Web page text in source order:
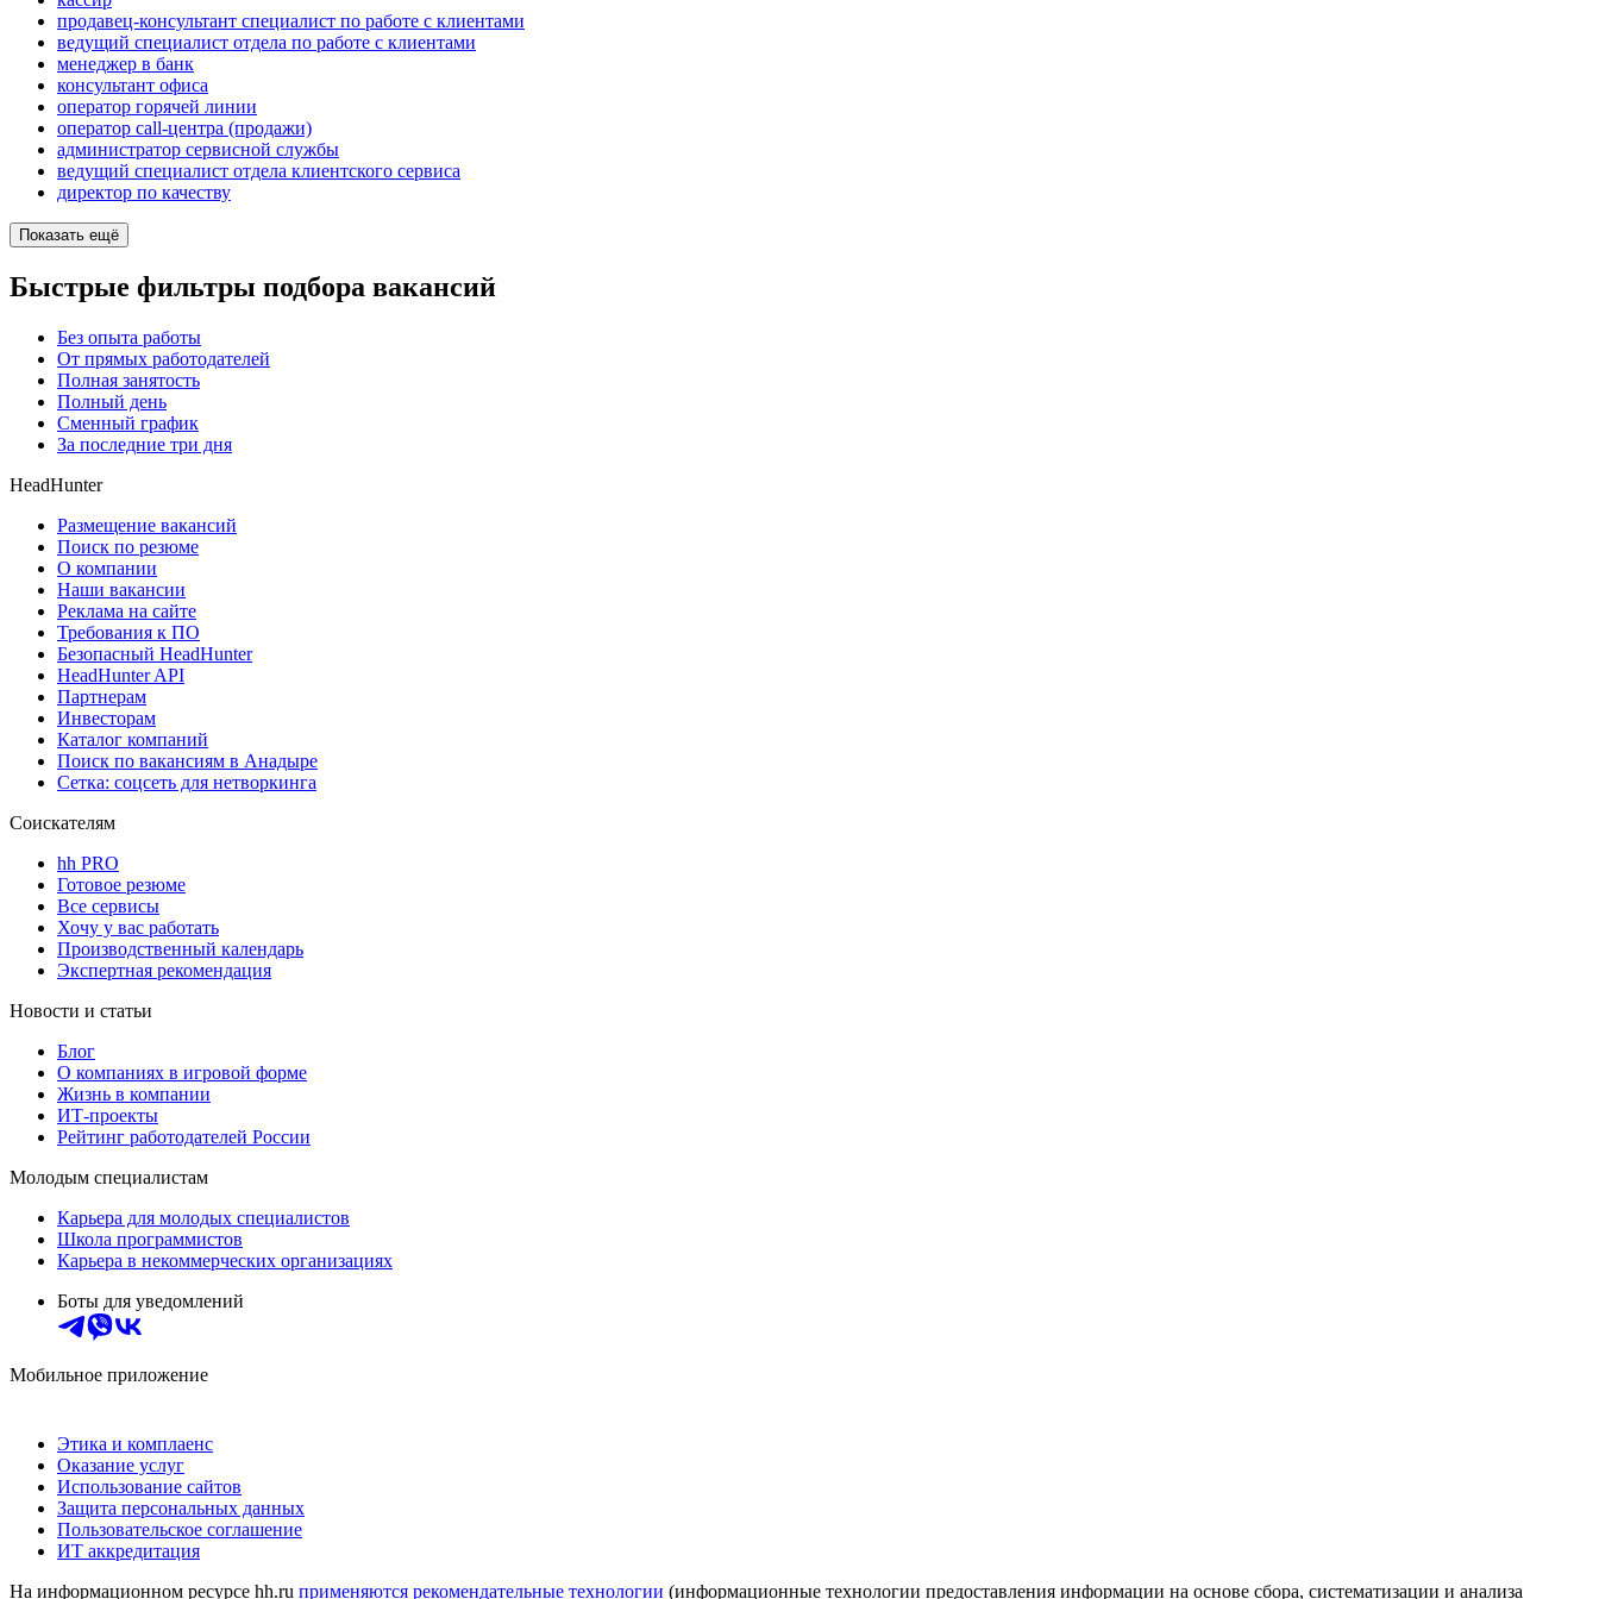
продавец-консультант специалист по работе с клиентами
ведущий специалист отдела по работе с клиентами
менеджер в банк
консультант офиса
оператор горячей линии
оператор call-центра (продажи)
администратор сервисной службы
ведущий специалист отдела клиентского сервиса
директор по качеству
Показать ещё
Быстрые фильтры подбора вакансий
Без опыта работы
От прямых работодателей
Полная занятость
Полный день
Сменный график
За последние три дня
HeadHunter
Размещение вакансий
Поиск по резюме
О компании
Наши вакансии
Реклама на сайте
Требования к ПО
Безопасный HeadHunter
HeadHunter API
Партнерам
Инвесторам
Каталог компаний
Поиск по вакансиям в Анадыре
Сетка: соцсеть для нетворкинга
Соискателям
hh PRO
Готовое резюме
Все сервисы
Хочу у вас работать
Производственный календарь
Экспертная рекомендация
Новости и статьи
Блог
О компаниях в игровой форме
Жизнь в компании
ИТ-проекты
Рейтинг работодателей России
Молодым специалистам
Карьера для молодых специалистов
Школа программистов
Карьера в некоммерческих организациях
Боты для уведомлений
Мобильное приложение
Этика и комплаенс
Оказание услуг
Использование сайтов
Защита персональных данных
Пользовательское соглашение
ИТ аккредитация
На информационном ресурсе hh.ru применяются рекомендательные технологии (информационные технологии предоставления информации на основе сбора, систематизации и анализа